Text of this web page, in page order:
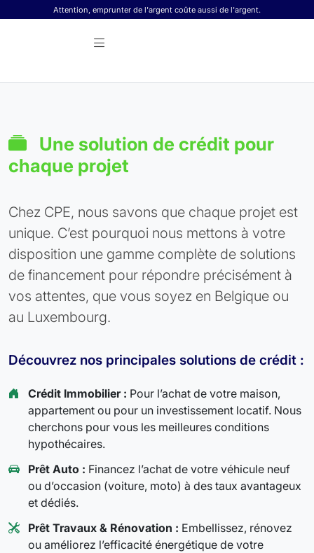
Skip to contentAttention, emprunter de l'argent coûte aussi de l'argent.
Une solution de crédit pour
chaque projet
Chez CPE, nous savons que chaque projet est
unique. C’est pourquoi nous mettons à votre
disposition une gamme complète de solutions
de financement pour répondre précisément à
vos attentes, que vous soyez en Belgique ou
au Luxembourg.
Découvrez nos principales solutions de crédit :
Crédit Immobilier : Pour l’achat de votre maison,
appartement ou pour un investissement locatif. Nous
cherchons pour vous les meilleures conditions
hypothécaires.
Prêt Auto : Financez l’achat de votre véhicule neuf
ou d’occasion (voiture, moto) à des taux avantageux
et dédiés.
Prêt Travaux & Rénovation : Embellissez, rénovez
ou améliorez l’efficacité énergétique de votre